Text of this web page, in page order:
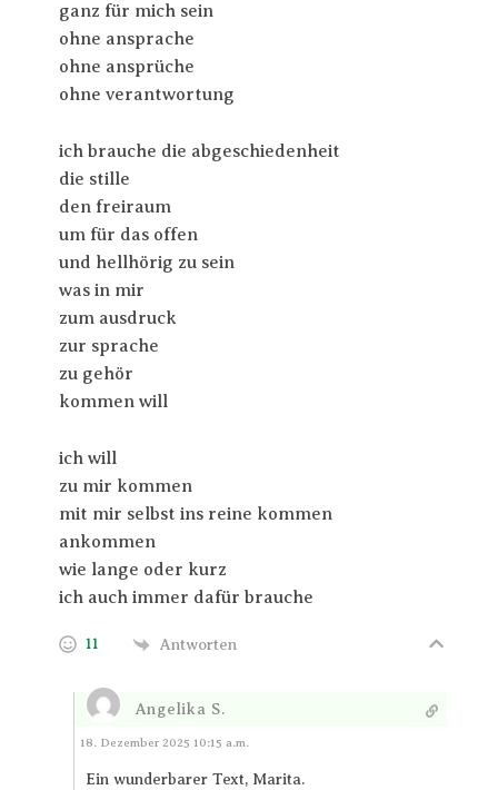
ganz für mich sein
ohne ansprache
ohne ansprüche
ohne verantwortung
ich brauche die abgeschiedenheit
die stille
den freiraum
um für das offen
und hellhörig zu sein
was in mir
zum ausdruck
zur sprache
zu gehör
kommen will
ich will
zu mir kommen
mit mir selbst ins reine kommen
ankommen
wie lange oder kurz
ich auch immer dafür brauche
11 Antworten
Angelika S.
Antworten
18. Dezember 2025 10:15 a.m.
Ein wunderbarer Text, Marita.